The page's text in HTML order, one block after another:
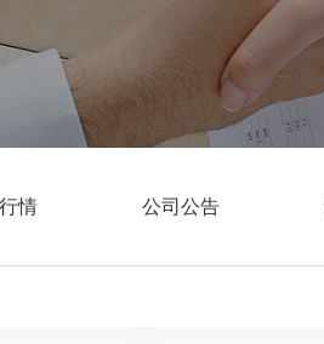
情 公司公告